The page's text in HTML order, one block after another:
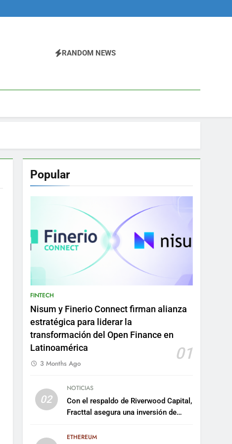
RANDOM NEWS
Popular
FINTECH
Nisum y Finerio Connect firman alianza
estratégica para liderar la
transformación del Open Finance en
Latinoamérica
01
3 Months Ago
02
NOTICIAS
Con el respaldo de Riverwood Capital,
Fracttal asegura una inversión de
plataforma
ETHEREUM